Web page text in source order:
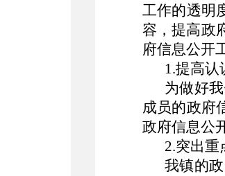
工作的透明
容，提高政
府信息公开
1.提高认
为做好
成员的政府
政府信息公
2.突出重
我镇的